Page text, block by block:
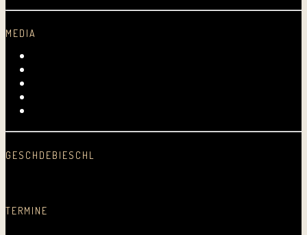
MEDIA
GESCHDEBIESCHL
TERMINE